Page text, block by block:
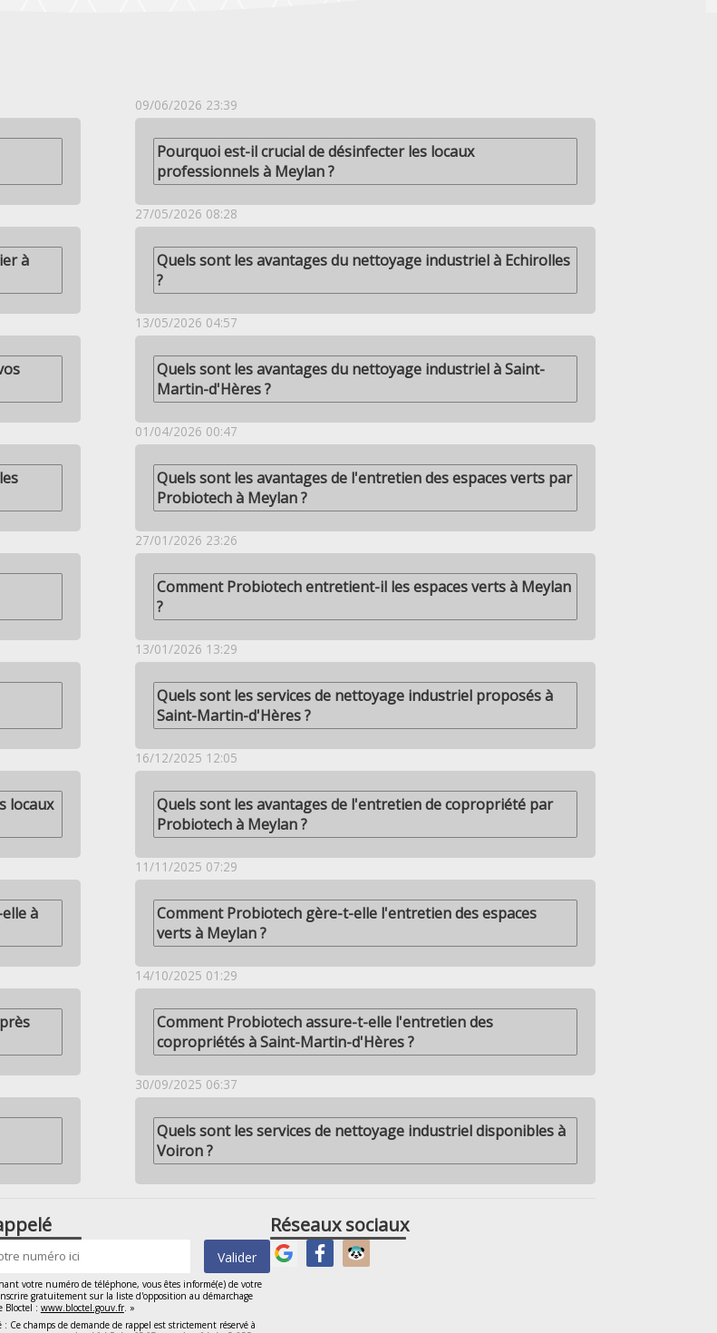
09/06/2026 23:39
Pourquoi est-il crucial de désinfecter les locaux
professionnels à Meylan ?
à
27/05/2026 08:28
Quels sont les avantages du nettoyage industriel à Echirolles
?
13/05/2026 04:57
Quels sont les avantages du nettoyage industriel à Saint-
Martin-d'Hères ?
01/04/2026 00:47
Quels sont les avantages de l'entretien des espaces verts par
Probiotech à Meylan ?
27/01/2026 23:26
Comment Probiotech entretient-il les espaces verts à Meylan
?
13/01/2026 13:29
Quels sont les services de nettoyage industriel proposés à
Saint-Martin-d'Hères ?
locaux
16/12/2025 12:05
Quels sont les avantages de l'entretien de copropriété par
Probiotech à Meylan ?
à
11/11/2025 07:29
Comment Probiotech gère-t-elle l'entretien des espaces
verts à Meylan ?
14/10/2025 01:29
Comment Probiotech assure-t-elle l'entretien des
copropriétés à Saint-Martin-d'Hères ?
30/09/2025 06:37
Quels sont les services de nettoyage industriel disponibles à
Voiron ?
Valider
votre numéro de téléphone, vous êtes informé(e) de votre
gratuitement sur la liste d'opposition au démarchage
Bloctel : www.bloctel.gouv.fr. »
: Ce champs de demande de rappel est strictement réservé à
Réseaux sociaux